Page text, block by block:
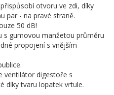
otvoru ve zdi, díky
par - na pravé straně.
50 dB!
s gumovou manžetou průměru
propojení s vnějším
ventilátor digestoře s
díky tvaru lopatek vrtule.